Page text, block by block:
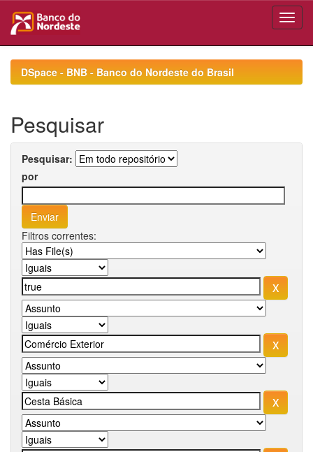
navigationDSpace - BNB - Banco do Nordeste do Brasil
Pesquisar
Pesquisar:
por
Filtros correntes: